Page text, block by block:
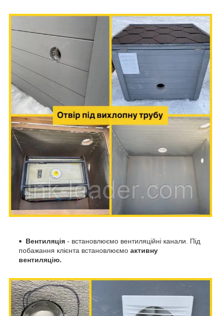
Вентиляція - встановлюємо вентиляційні канали. Під
побажання клієнта встановлюємо активну
вентиляцію.